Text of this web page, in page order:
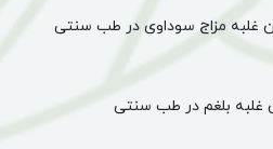
غلبه مزاج سوداوی در طب سنتی
غلبه بلغم در طب سنتی